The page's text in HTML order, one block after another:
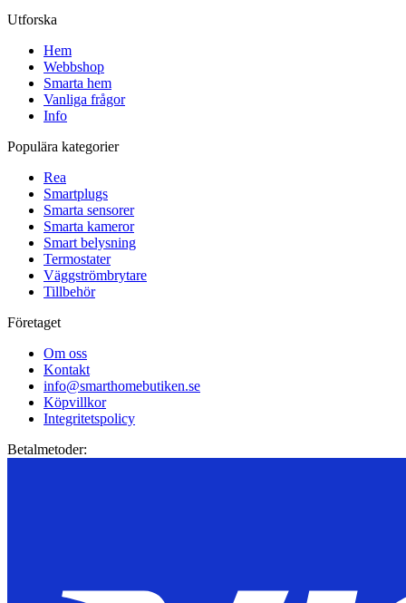
Utforska
Hem
Webbshop
Smarta hem
Vanliga frågor
Info
Populära kategorier
Rea
Smartplugs
Smarta sensorer
Smarta kameror
Smart belysning
Termostater
Väggströmbrytare
Tillbehör
Företaget
Om oss
Kontakt
info@smarthomebutiken.se
Köpvillkor
Integritetspolicy
Betalmetoder: